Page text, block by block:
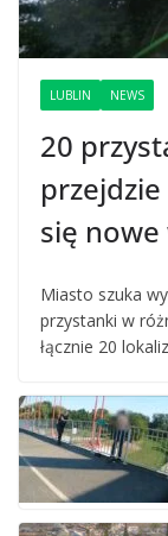
LUBLIN NEWS
20
się
Miasto szuka
przystanki w
łącznie 20